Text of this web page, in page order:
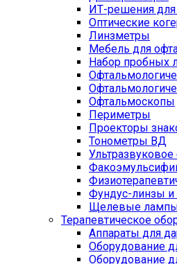
ИТ-решения
Оптические
Линзметры
Мебель для
Набор пробных
Офтальмоскопы
Периметры
Проекторы
Тонометры ВД
Фундус-линзы
Щелевые
Терапевтическое
Аппараты для
Оборудование
Оборудование